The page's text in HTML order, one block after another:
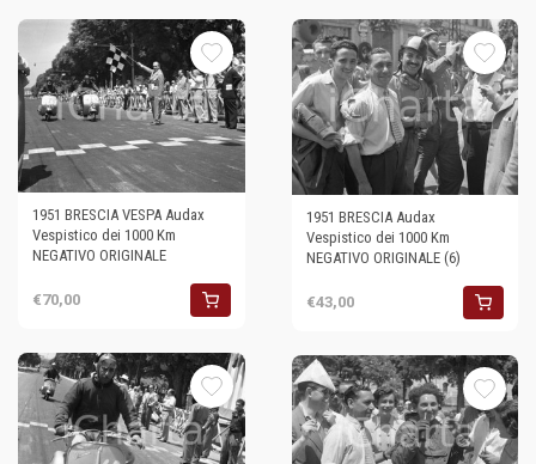
1951 BRESCIA VESPA Audax
Vespistico dei 1000 Km
NEGATIVO ORIGINALE
€70,00
1951 BRESCIA Audax
Vespistico dei 1000 Km
NEGATIVO ORIGINALE (6)
€43,00